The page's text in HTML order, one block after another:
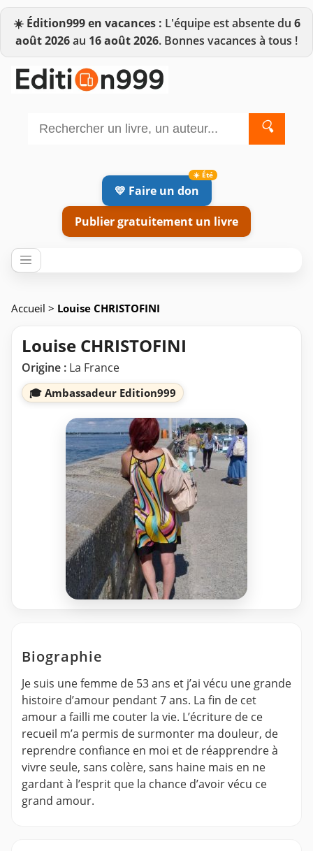
☀️ Édition999 en vacances : L'équipe est absente du 6
août 2026au 16 août 2026. Bonnes vacances à tous !
🔍
💛 Faire un don
Publier gratuitement un livre
Accueil > Louise CHRISTOFINI
Louise CHRISTOFINI
Origine : La France
🎓 Ambassadeur Edition999
Biographie
Je suis une femme de 53 ans et j’ai vécu une grande
histoire d’amour pendant 7 ans. La fin de cet
amour a failli me couter la vie. L’écriture de ce
recueil m’a permis de surmonter ma douleur, de
reprendre confiance en moi et de réapprendre à
vivre seule, sans colère, sans haine mais en ne
gardant à l’esprit que la chance d’avoir vécu ce
grand amour.